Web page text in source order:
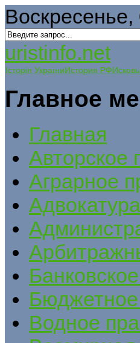
uristinfo.net
Історія УкраїниИстория РФ
Главное
Главная
Авторское
Аграрное
Адвокатура
Водное